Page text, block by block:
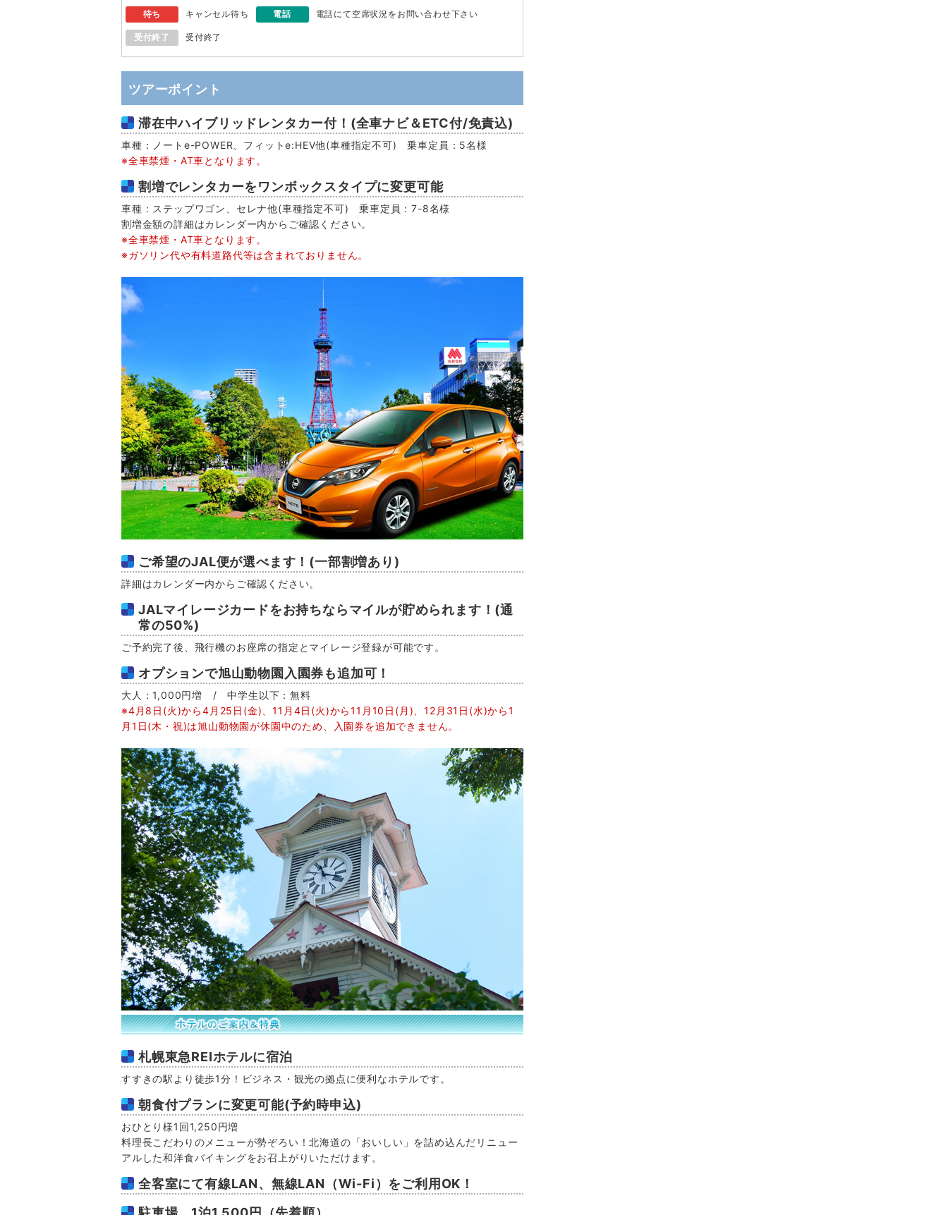
待ち キャンセル待ち 電話 電話にて空席状況をお問い合わせ下さい
受付終了 受付終了
ツアーポイント
滞在中ハイブリッドレンタカー付！(全車ナビ＆ETC付/免責込)
車種：ノートe-POWER、フィットe:HEV他(車種指定不可) 乗車定員：5名様
※全車禁煙・AT車となります。
割増でレンタカーをワンボックスタイプに変更可能
車種：ステップワゴン、セレナ他(車種指定不可) 乗車定員：7-8名様
割増金額の詳細はカレンダー内からご確認ください。
※全車禁煙・AT車となります。
※ガソリン代や有料道路代等は含まれておりません。
ご希望のJAL便が選べます！(一部割増あり)
詳細はカレンダー内からご確認ください。
JALマイレージカードをお持ちならマイルが貯められます！(通
常の50%)
ご予約完了後、飛行機のお座席の指定とマイレージ登録が可能です。
オプションで旭山動物園入園券も追加可！
大人：1,000円増 / 中学生以下：無料
※4月8日(火)から4月25日(金)、11月4日(火)から11月10日(月)、12月31日(水)から1
月1日(木・祝)は旭山動物園が休園中のため、入園券を追加できません。
札幌東急REIホテルに宿泊
すすきの駅より徒歩1分！ビジネス・観光の拠点に便利なホテルです。
朝食付プランに変更可能(予約時申込)
おひとり様1回1,250円増
料理長こだわりのメニューが勢ぞろい！北海道の「おいしい」を詰め込んだリニュー
アルした和洋食バイキングをお召上がりいただけます。
全客室にて有線LAN、無線LAN（Wi-Fi）をご利用OK！